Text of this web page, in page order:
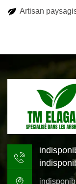
Artisan